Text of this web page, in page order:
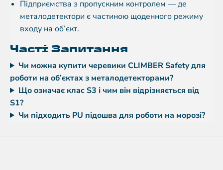
Підприємства з пропускним контролем — де
металодетектори є частиною щоденного режиму
входу на об’єкт.
Часті Запитання
Чи можна купити черевики CLIMBER Safety для
роботи на об’єктах з металодетекторами?
Що означає клас S3 і чим він відрізняється від
S1?
Чи підходить PU підошва для роботи на морозі?